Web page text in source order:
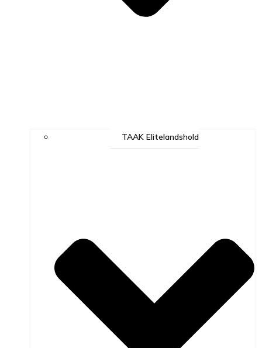
TAAK Elitelandshold